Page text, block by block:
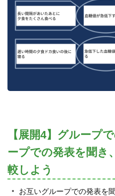
【展開4】グループ
ープでの発表を聞き
較しよう
お互いグループでの発表を